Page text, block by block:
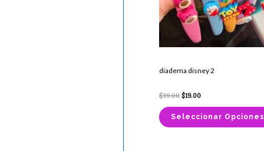
diadema disney 2
$39.00 $19.00
Seleccionar Opciones